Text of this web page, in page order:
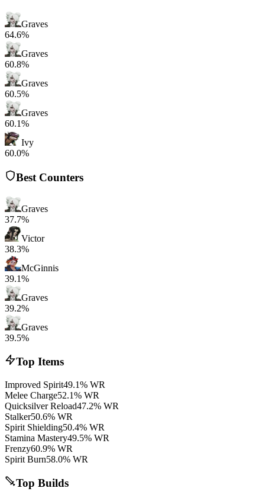
Graves
64.6%
Graves
60.8%
Graves
60.5%
Graves
60.1%
Ivy
60.0%
Best Counters
Graves
37.7%
Victor
38.3%
McGinnis
39.1%
Graves
39.2%
Graves
39.5%
Top Items
Improved Spirit49.1% WR
Melee Charge52.1% WR
Quicksilver Reload47.2% WR
Stalker50.6% WR
Spirit Shielding50.4% WR
Stamina Mastery49.5% WR
Frenzy60.9% WR
Spirit Burn58.0% WR
Top Builds